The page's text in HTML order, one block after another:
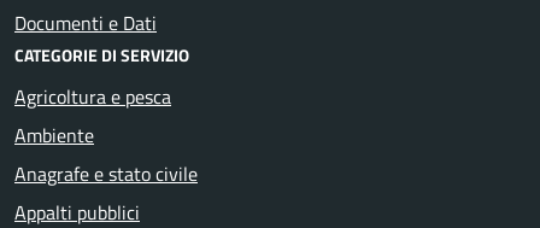
Documenti e Dati
CATEGORIE DI SERVIZIO
Agricoltura e pesca
Ambiente
Anagrafe e stato civile
Appalti pubblici